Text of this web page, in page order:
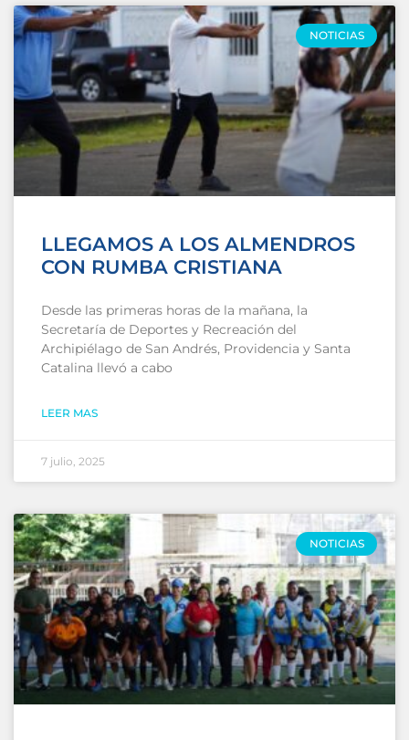
NOTICIAS
LLEGAMOS A LOS ALMENDROS
CON RUMBA CRISTIANA
Desde las primeras horas de la mañana, la
Secretaría de Deportes y Recreación del
Archipiélago de San Andrés, Providencia y Santa
Catalina llevó a cabo
LEER MAS
7 julio, 2025
NOTICIAS